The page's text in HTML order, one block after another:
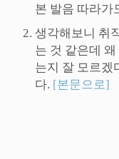
본 발음 따라가
생각해보니 취
는 것 같은데
는지 잘 모르겠
다. [본문으로]